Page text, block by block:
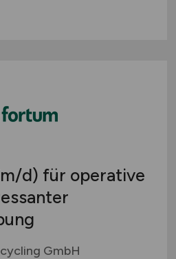
d) für operative
GmbH